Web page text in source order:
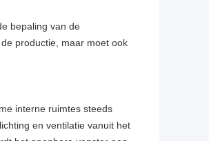
bepaling van de
productie, maar moet ook
interne ruimtes steeds
en ventilatie vanuit het